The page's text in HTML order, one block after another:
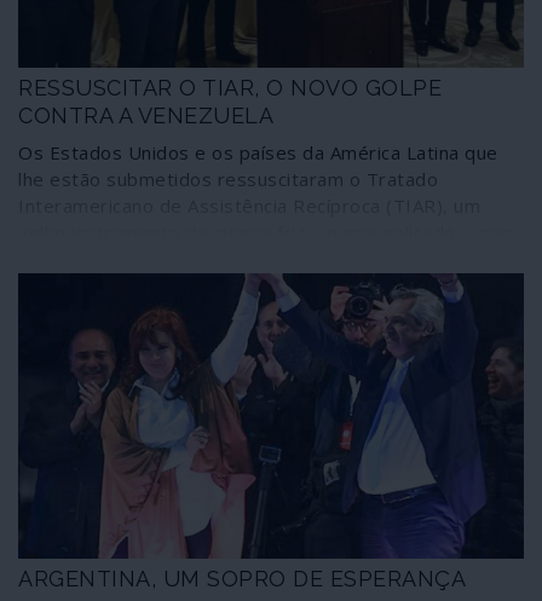
RESSUSCITAR O TIAR, O NOVO GOLPE
CONTRA A VENEZUELA
Os Estados Unidos e os países da América Latina que
lhe estão submetidos ressuscitaram o Tratado
híbrida contra a Venezuela. Aliás, os mecanismos
invocados desta feita ultrapassam até os limites do
próprio tratado, manifestando disposição para o violar
ARGENTINA, UM SOPRO DE ESPERANÇA